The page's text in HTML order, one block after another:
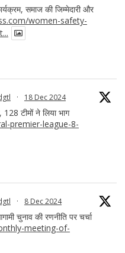
समाज की जिम्मेदारी और
women-safety-
· 18 Dec 2024
128 टीमों ने लिया भाग
premier-league-8-
· 8 Dec 2024
चुनाव की रणनीति पर चर्चा
meeting-of-